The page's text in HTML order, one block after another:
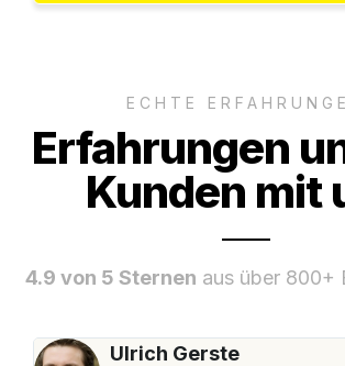
ECHTE
Erfahrungen
Kunden mit
4.9 von 5 Sternen aus über 800+
Ulrich Gerste